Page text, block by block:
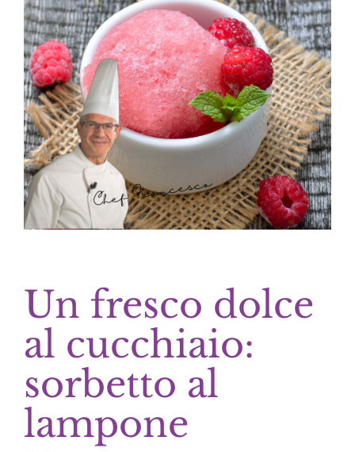
Un fresco dolce
al cucchiaio:
sorbetto al
lampone